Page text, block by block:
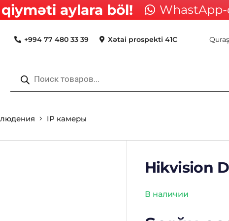
aylara böl!
+994 77 480 33 39 Xətai prospekti 41C
товаров
IP камеры
Hikvision
В наличии